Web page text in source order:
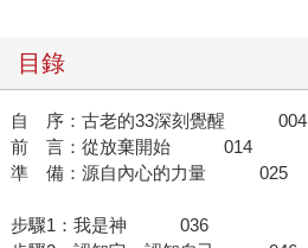
目錄
自 序：古老的33深刻覺醒 004
前 言：從放棄開始 014
準 備：源自內心的力量 025
步驟1：我是神 036